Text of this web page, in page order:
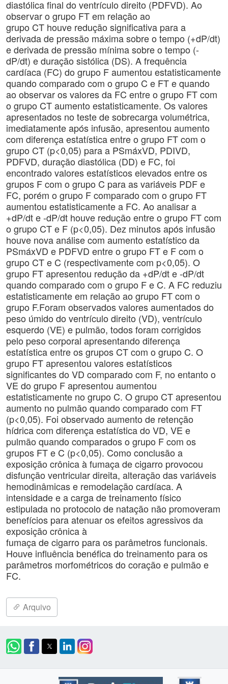
diastólica final do ventrículo direito (PDFVD). Ao
observar o grupo FT em relação ao
grupo CT houve redução significativa para a
derivada de pressão máxima sobre o tempo (+dP/dt)
e derivada de pressão mínima sobre o tempo (-
dP/dt) e duração sistólica (DS). A frequência
cardíaca (FC) do grupo F aumentou estatisticamente
quando comparado com o grupo C e FT e quando
ao observar os valores da FC entre o grupo FT com
o grupo CT aumento estatisticamente. Os valores
apresentados no teste de sobrecarga volumétrica,
imediatamente após infusão, apresentou aumento
com diferença estatística entre o grupo FT com o
grupo CT (p<0,05) para a PSmáxVD, PDIVD,
PDFVD, duração diastólica (DD) e FC, foi
encontrado valores estatísticos elevados entre os
grupos F com o grupo C para as variáveis PDF e
FC, porém o grupo F comparado com o grupo FT
aumentou estatisticamente a FC. Ao analisar a
+dP/dt e -dP/dt houve redução entre o grupo FT com
o grupo CT e F (p<0,05). Dez minutos após infusão
houve nova análise com aumento estatístico da
PSmáxVD e PDFVD entre o grupo FT e F com o
grupo CT e C (respectivamente com p<0,05). O
grupo FT apresentou redução da +dP/dt e -dP/dt
quando comparado com o grupo F e C. A FC reduziu
estatisticamente em relação ao grupo FT com o
grupo F.Foram observados valores aumentados do
peso úmido do ventrículo direito (VD), ventrículo
esquerdo (VE) e pulmão, todos foram corrigidos
pelo peso corporal apresentando diferença
estatística entre os grupos CT com o grupo C. O
grupo FT apresentou valores estatísticos
significantes do VD comparado com F, no entanto o
VE do grupo F apresentou aumentou
estatisticamente no grupo C. O grupo CT apresentou
aumento no pulmão quando comparado com FT
(p<0,05). Foi observado aumento de retenção
hídrica com diferença estatística do VD, VE e
pulmão quando comparados o grupo F com os
grupos FT e C (p<0,05). Como conclusão a
exposição crônica à fumaça de cigarro provocou
disfunção ventricular direita, alteração das variáveis
hemodinâmicas e remodelação cardíaca. A
intensidade e a carga de treinamento físico
estipulada no protocolo de natação não promoveram
benefícios para atenuar os efeitos agressivos da
exposição crônica à
fumaça de cigarro para os parâmetros funcionais.
Houve influência benéfica do treinamento para os
parâmetros morfométricos do coração e pulmão e
FC.
Arquivo